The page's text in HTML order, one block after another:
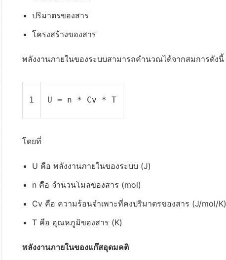
ปริมาตรของสาร
โครงสร้างของสาร
พลังงานภายในของระบบสามารถคำนวณได้จากสมการดังนี้
1 U = n * Cv * T
โดยที่
U คือ พลังงานภายในของระบบ (J)
n คือ จำนวนโมลของสาร (mol)
Cv คือ ความร้อนจำเพาะที่คงปริมาตรของสาร (J/mol/K)
T คือ อุณหภูมิของสาร (K)
พลังงานภายในของแก๊สอุดมคติ